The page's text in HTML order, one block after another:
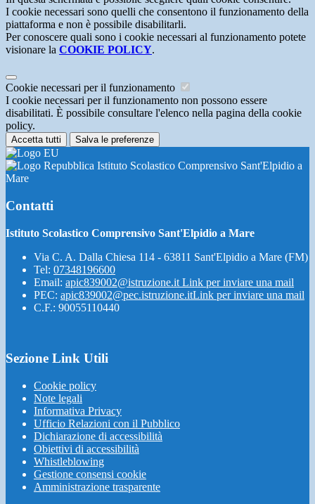
I cookie necessari sono quelli che consentono il funzionamento della
piattaforma e non è possibile disabilitarli.
Per conoscere quali sono i cookie necessari al funzionamento potete
visionare la COOKIE POLICY.
Cookie necessari per il funzionamento
I cookie necessari per il funzionamento non possono essere
disabilitati. È possibile consultare l'elenco nella pagina della cookie
policy.
Accetta tutti Salva le preferenze
Istituto Scolastico Comprensivo Sant'Elpidio a
Mare
Contatti
Istituto Scolastico Comprensivo Sant'Elpidio a Mare
Via C. A. Dalla Chiesa 114 - 63811 Sant'Elpidio a Mare (FM)
Tel: 07348196600
Email: apic839002@istruzione.it Link per inviare una mail
PEC: apic839002@pec.istruzione.itLink per inviare una mail
C.F.: 90055110440
Sezione Link Utili
Cookie policy
Note legali
Informativa Privacy
Ufficio Relazioni con il Pubblico
Dichiarazione di accessibilità
Obiettivi di accessibilità
Whistleblowing
Gestione consensi cookie
Amministrazione trasparente